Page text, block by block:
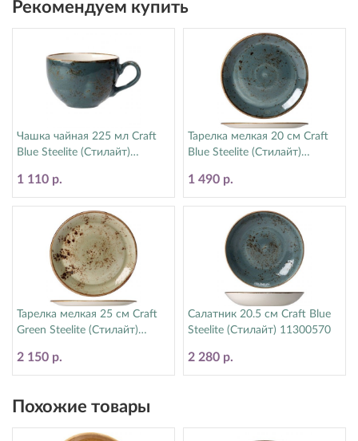
Рекомендуем купить
Чашка чайная 225 мл Craft
Blue Steelite (Стилайт)
1 110 р.
Тарелка мелкая 20 см Craft
Blue Steelite (Стилайт)
1 490 р.
Тарелка мелкая 25 см Craft
Green Steelite (Стилайт)
2 150 р.
Салатник 20.5 см Craft Blue
Steelite (Стилайт) 11300570
2 280 р.
Похожие товары